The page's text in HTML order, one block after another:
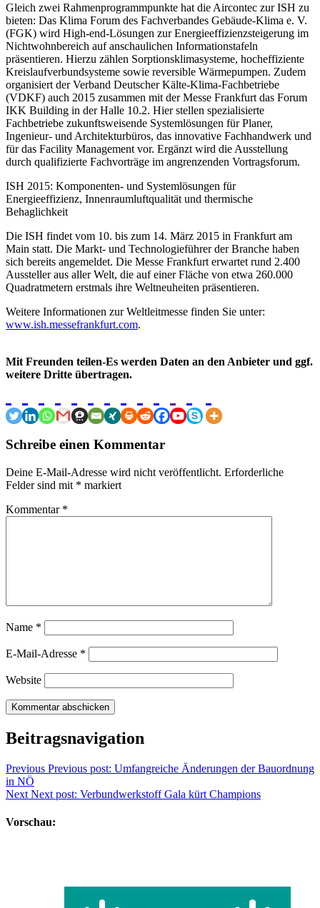
Gleich zwei Rahmenprogrammpunkte hat die Aircontec zur ISH zu
bieten: Das Klima Forum des Fachverbandes Gebäude-Klima e. V.
(FGK) wird High-end-Lösungen zur Energieeffizienzsteigerung im
Nichtwohnbereich auf anschaulichen Informationstafeln
präsentieren. Hierzu zählen Sorptionsklimasysteme, hocheffiziente
Kreislaufverbundsysteme sowie reversible Wärmepumpen. Zudem
organisiert der Verband Deutscher Kälte-Klima-Fachbetriebe
(VDKF) auch 2015 zusammen mit der Messe Frankfurt das Forum
IKK Building in der Halle 10.2. Hier stellen spezialisierte
Fachbetriebe zukunftsweisende Systemlösungen für Planer,
Ingenieur- und Architekturbüros, das innovative Fachhandwerk und
für das Facility Management vor. Ergänzt wird die Ausstellung
durch qualifizierte Fachvorträge im angrenzenden Vortragsforum.
ISH 2015: Komponenten- und Systemlösungen für
Energieeffizienz, Innenraumluftqualität und thermische
Behaglichkeit
Die ISH findet vom 10. bis zum 14. März 2015 in Frankfurt am
Main statt. Die Markt- und Technologieführer der Branche haben
sich bereits angemeldet. Die Messe Frankfurt erwartet rund 2.400
Aussteller aus aller Welt, die auf einer Fläche von etwa 260.000
Quadratmetern erstmals ihre Weltneuheiten präsentieren.
Weitere Informationen zur Weltleitmesse finden Sie unter:
www.ish.messefrankfurt.com.
Mit Freunden teilen-Es werden Daten an den Anbieter und ggf.
weitere Dritte übertragen.
Schreibe einen Kommentar
Deine E-Mail-Adresse wird nicht veröffentlicht. Erforderliche
Felder sind mit * markiert
Kommentar *
Name *
E-Mail-Adresse *
Website
Beitragsnavigation
Previous Previous post: Umfangreiche Änderungen der Bauordnung
in NÖ
Next Next post: Verbundwerkstoff Gala kürt Champions
Vorschau: